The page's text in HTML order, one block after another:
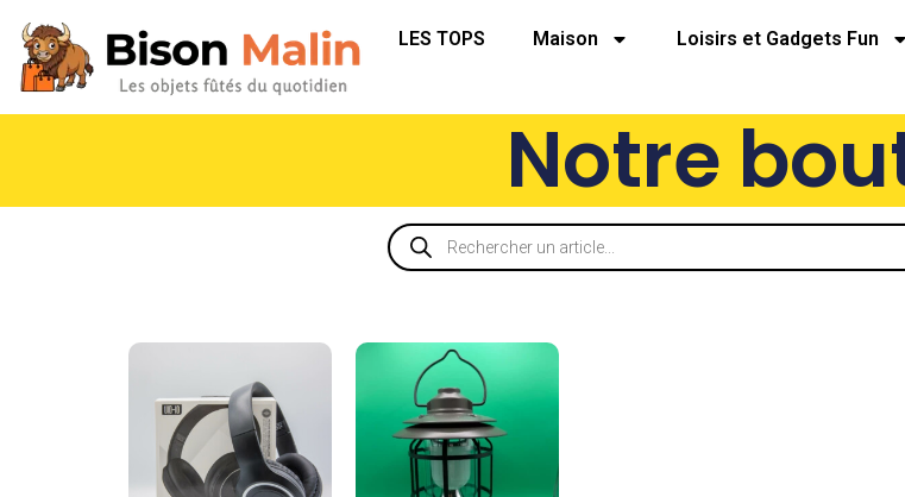
LES TOPS Maison Loisirs et Gadgets Fun
Notre